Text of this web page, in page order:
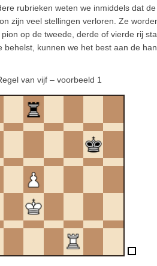
rubrieken weten we inmiddels dat
zijn veel stellingen verloren. Ze
op de tweede, derde of vierde rij
kunnen we het best aan de
van vijf – voorbeeld 1